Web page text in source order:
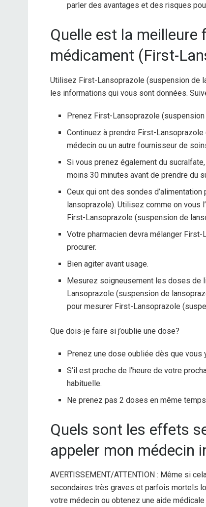
parler des avantages et des risques
Quelle est la meilleure
médicament (First-
Utilisez First-Lansoprazole (suspension de
les informations qui vous sont données.
Prenez First-Lansoprazole
Continuez à prendre First-
médecin ou un autre fournisseur de
Si vous prenez également du
moins 30 minutes avant de prendre du
Ceux qui ont des sondes
lansoprazole). Utilisez comme on vous
First-Lansoprazole (suspension de
Votre pharmacien devra mélanger
procurer.
Bien agiter avant usage.
Mesurez soigneusement les doses de
Lansoprazole (suspension de
pour mesurer First-Lansoprazole
Que dois-je faire si j’oublie une dose?
Prenez une dose oubliée dès que vous
S’il est proche de l’heure de votre
habituelle.
Ne prenez pas 2 doses en même
Quels sont les effets
appeler mon médecin
AVERTISSEMENT/ATTENTION : Même si
secondaires très graves et parfois mortels
votre médecin ou obtenez une aide